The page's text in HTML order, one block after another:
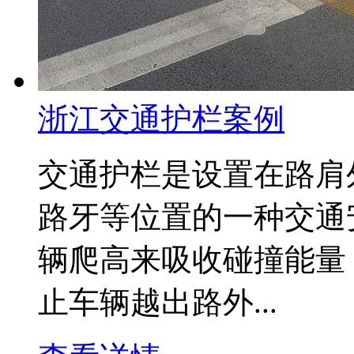
浙江交通护栏案例
交通护栏是设置在路
路牙等位置的一种交
辆爬高来吸收碰撞能
止车辆越出路外...